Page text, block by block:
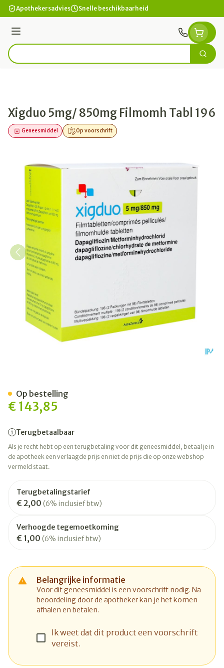
Ga naar de inhoud
Apothekersadvies Snelle beschikbaarheid
Menu
Product, merk, categorie... Zoek
Xigduo 5mg/ 850mg Filmomh Tabl 196
Op voorschrift
Geneesmiddel
€ 143,85
Terugbetaalbaar
Als je recht hebt op een terugbetaling voor dit geneesmiddel, betaal je in
de apotheek een verlaagde prijs en niet de prijs die op onze webshop
vermeld staat.
Terugbetalingstarief
€ 2,00 (6% inclusief btw)
Verhoogde tegemoetkoming
€ 1,00 (6% inclusief btw)
Belangrijke informatie
Voor dit geneesmiddel is een voorschrift nodig. Na
beoordeling door de apotheker kan je het komen
afhalen en betalen.
Ik weet dat dit product een voorschrift
vereist.
Op bestelling